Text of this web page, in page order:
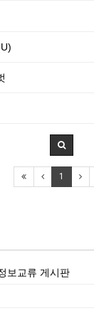
1
보교류 게시판